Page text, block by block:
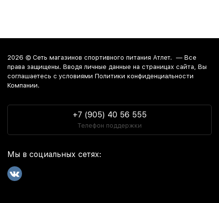
2026 © Сеть магазинов спортивного питания Атлет. — Все
права защищены. Вводя личные данные на страницах сайта, Вы
соглашаетесь c условиями Политики конфиденциальности
Компании.
+7 (905) 40 56 555
Телефон поддержки
Мы в социальных сетях: